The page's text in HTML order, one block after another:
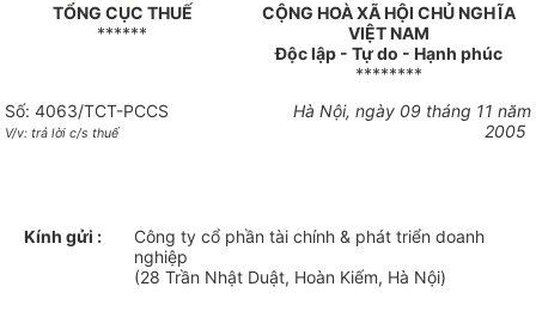
TỔNG CỤC THUẾ
******
CỘNG HOÀ XÃ HỘI CHỦ NGHĨA
VIỆT NAM
Độc lập - Tự do - Hạnh phúc
********
Số: 4063/TCT-PCCS
V/v: trả lời c/s thuế
Hà Nội, ngày 09 tháng 11 năm
2005
Kính gửi :
Công ty cổ phần tài chính & phát triển doanh
nghiệp
(28 Trần Nhật Duật, Hoàn Kiếm, Hà Nội)